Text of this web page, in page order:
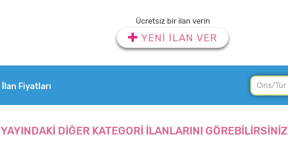
Ücretsiz bir ilan verin
YENİ İLAN VER
İlan Fiyatları
YAYINDAKİ DİĞER KATEGORİ İLANLARINI GÖREBİLİRSİNİZ